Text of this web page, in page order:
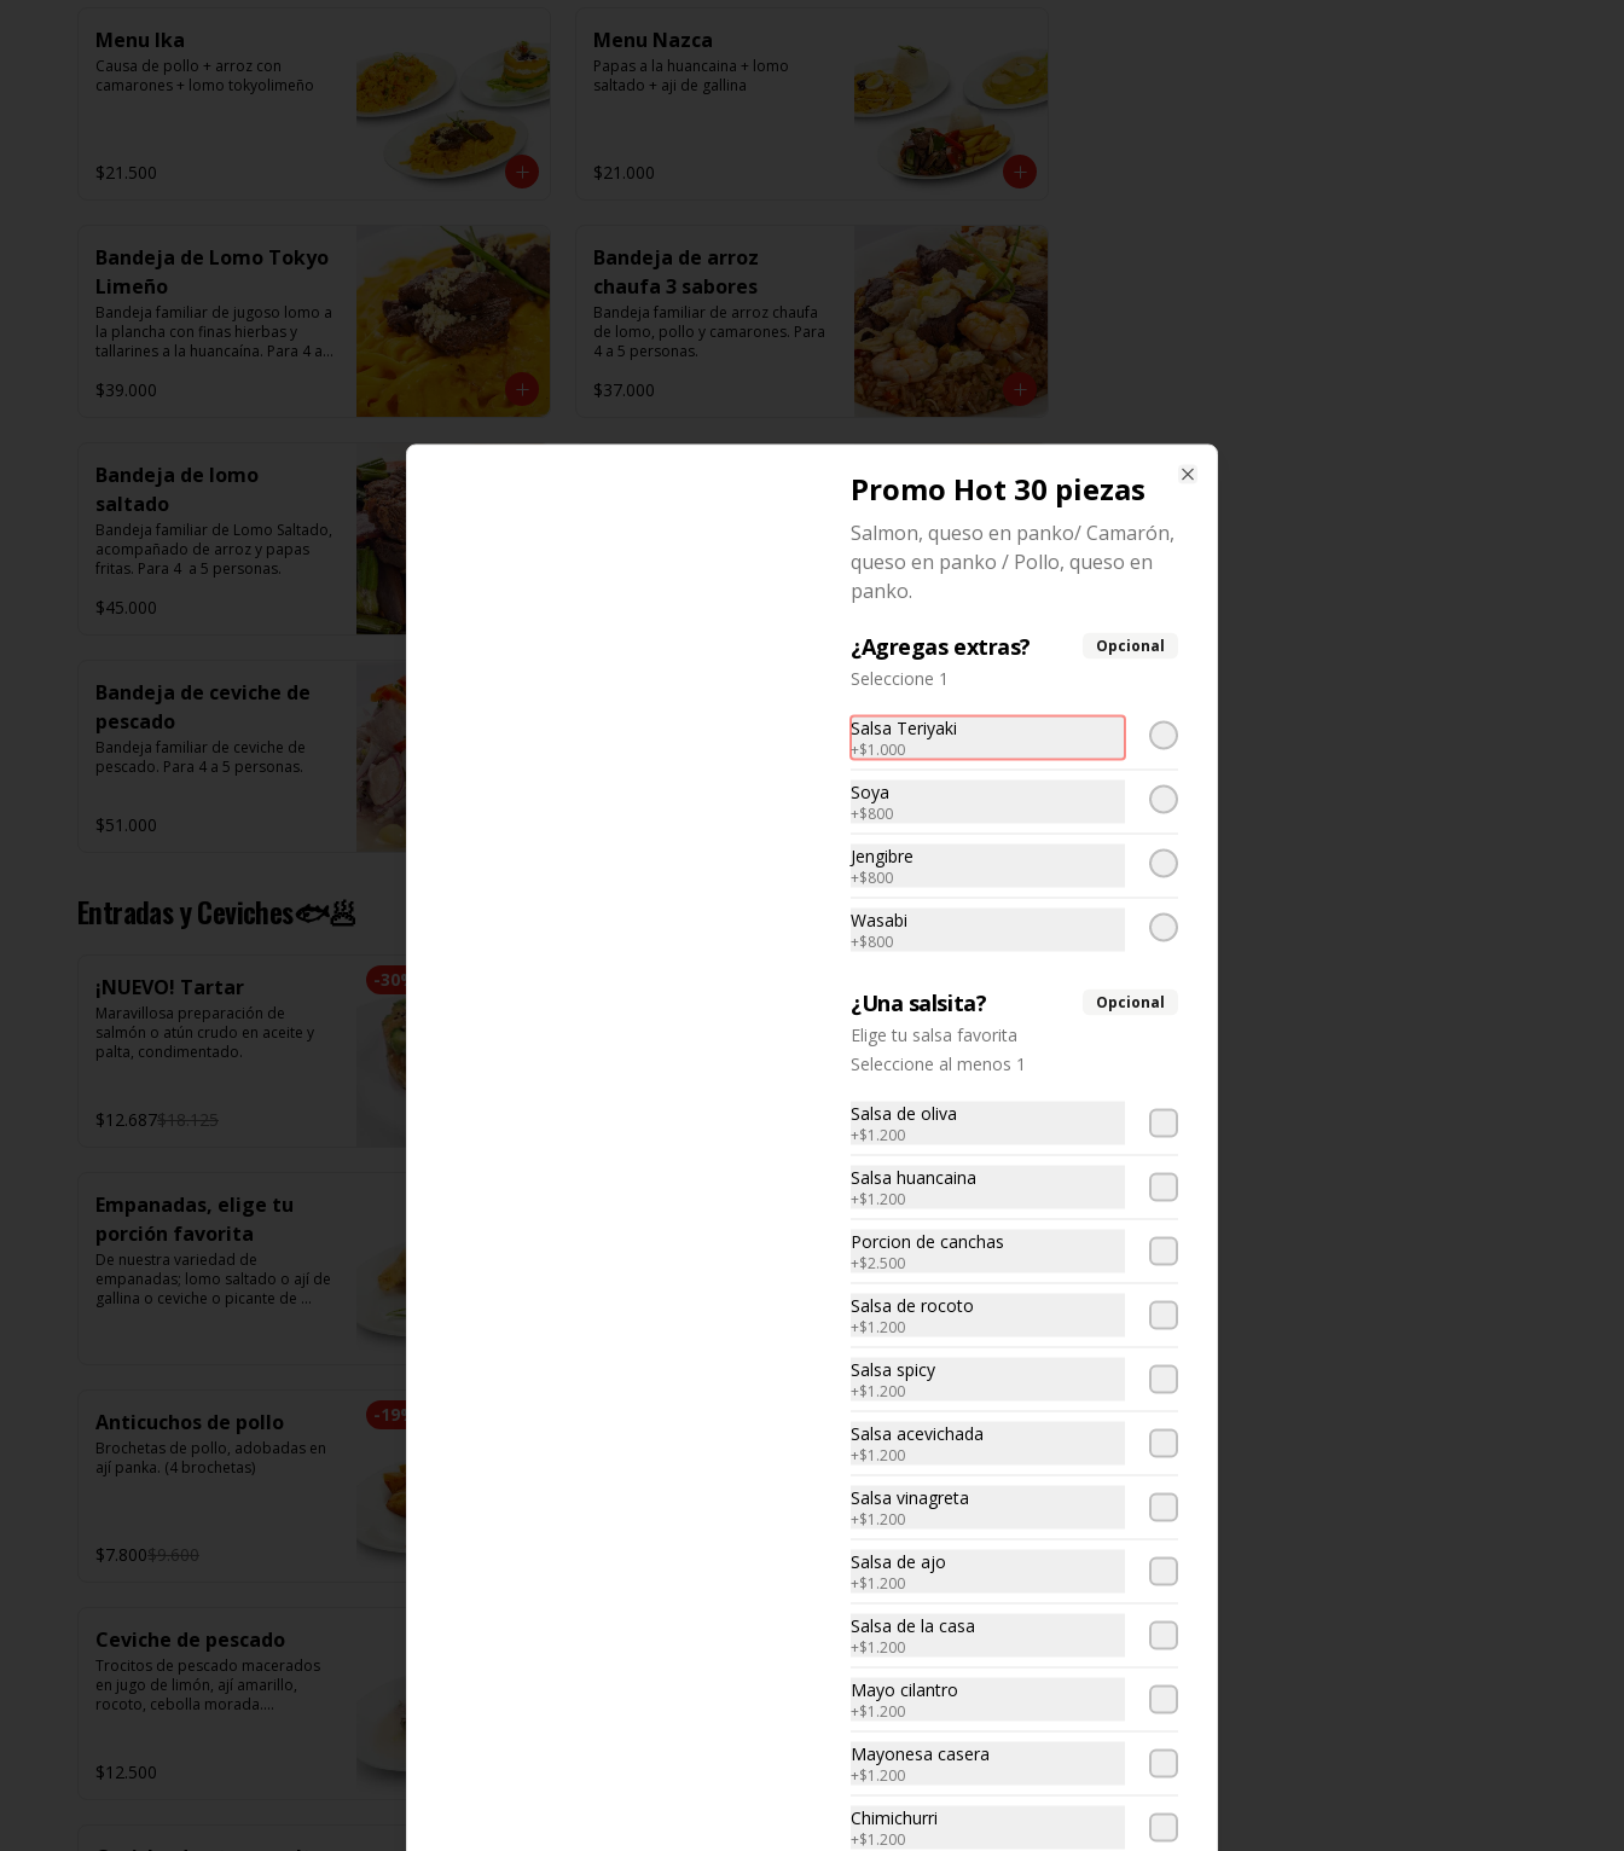
Menu Ika
Causa de pollo + arroz con
camarones + lomo tokyolimeño
$21.500
Menu Nazca
Papas a la huancaina + lomo
saltado + aji de gallina
$21.000
Bandeja de Lomo Tokyo
Limeño
Bandeja familiar de jugoso lomo a
la plancha con finas hierbas y
tallarines a la huancaína. Para 4 a 5
$39.000
Bandeja de arroz
chaufa 3 sabores
Bandeja familiar de arroz chaufa
de lomo, pollo y camarones. Para
4 a 5 personas.
$37.000
Bandeja de lomo
saltado
Bandeja familiar de Lomo Saltado,
acompañado de arroz y papas
fritas. Para 4  a 5 personas.
$45.000
Bandeja de ceviche de
pescado
Bandeja familiar de ceviche de
pescado. Para 4 a 5 personas.
$51.000
Entradas y Ceviches🐟🥟
-30%
¡NUEVO! Tartar
Maravillosa preparación de
salmón o atún crudo en aceite y
palta, condimentado.
$12.687$18.125
Empanadas, elige tu
porción favorita
De nuestra variedad de
empanadas; lomo saltado o ají de
gallina o ceviche o picante de
-19%
Anticuchos de pollo
Brochetas de pollo, adobadas en
ají panka. (4 brochetas)
$7.800$9.600
Ceviche de pescado
Trocitos de pescado macerados
en jugo de limón, ají amarillo,
rocoto, cebolla morada.
$12.500
Promo Hot 30 piezas
Salmon, queso en panko/ Camarón,
queso en panko / Pollo, queso en
panko.
¿Agregas extras? Opcional
Seleccione 1
Salsa Teriyaki
+$1.000
Soya
+$800
Jengibre
+$800
Wasabi
+$800
¿Una salsita? Opcional
Elige tu salsa favorita
Seleccione al menos 1
Salsa de oliva
+$1.200
Salsa huancaina
+$1.200
Porcion de canchas
+$2.500
Salsa de rocoto
+$1.200
Salsa spicy
+$1.200
Salsa acevichada
+$1.200
Salsa vinagreta
+$1.200
Salsa de ajo
+$1.200
Salsa de la casa
+$1.200
Mayo cilantro
+$1.200
Mayonesa casera
+$1.200
Chimichurri
+$1.200